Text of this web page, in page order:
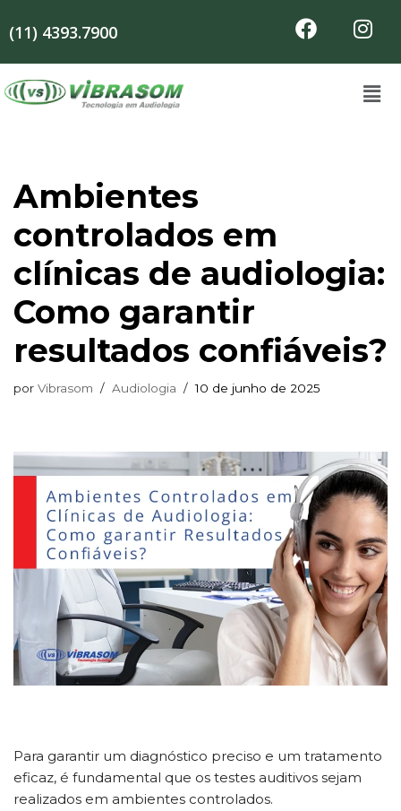
para
o
(11) 4393.7900
Ambientes
controlados em
clínicas de audiologia:
Como garantir
resultados confiáveis?
por Vibrasom Audiologia 10 de junho de 2025
Para garantir um diagnóstico preciso e um tratamento
eficaz, é fundamental que os testes auditivos sejam
realizados em ambientes controlados.